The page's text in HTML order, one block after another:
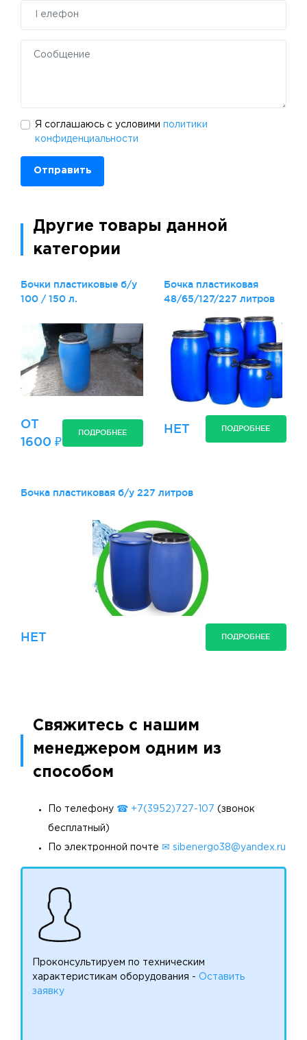
Я соглашаюсь с условими политики
конфиденциальности
Отправить
Другие товары данной
категории
Бочки пластиковые б/у
100 / 150 л.
ОТ
1600 ₽
ПОДРОБНЕЕ
Бочка пластиковая
48/65/127/227 литров
НЕТ ПОДРОБНЕЕ
Бочка пластиковая б/у 227 литров
НЕТ ПОДРОБНЕЕ
Свяжитесь с нашим
менеджером одним из
способом
По телефону ☎ +7(3952)727-107 (звонок
бесплатный)
По электронной почте ✉ sibenergo38@yandex.ru
Проконсультируем по техническим
характеристикам оборудования - Оставить
заявку